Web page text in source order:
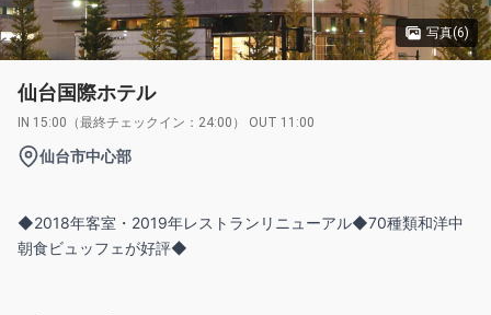
写真(6)
仙台国際ホテル
IN 15:00（最終チェックイン：24:00） OUT 11:00
仙台市中心部
◆2018年客室・2019年レストランリニューアル◆70種類和洋中